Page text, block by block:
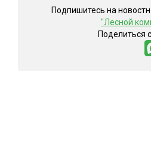
Подпишитесь на
"Лесной
Поделиться